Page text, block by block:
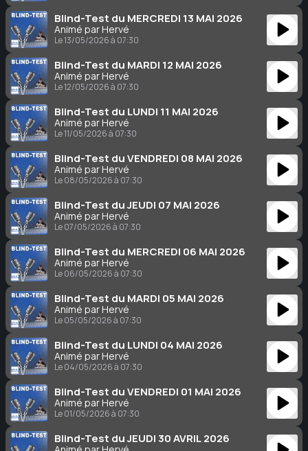
Blind-Test du MERCREDI 13 MAI 2026
Animé par Hervé
Le 13/05/2026 à 07:30
Blind-Test du MARDI 12 MAI 2026
Animé par Hervé
Le 12/05/2026 à 07:30
Blind-Test du LUNDI 11 MAI 2026
Animé par Hervé
Le 11/05/2026 à 07:30
Blind-Test du VENDREDI 08 MAI 2026
Animé par Hervé
Le 08/05/2026 à 07:30
Blind-Test du JEUDI 07 MAI 2026
Animé par Hervé
Le 07/05/2026 à 07:30
Blind-Test du MERCREDI 06 MAI 2026
Animé par Hervé
Le 06/05/2026 à 07:30
Blind-Test du MARDI 05 MAI 2026
Animé par Hervé
Le 05/05/2026 à 07:30
Blind-Test du LUNDI 04 MAI 2026
Animé par Hervé
Le 04/05/2026 à 07:30
Blind-Test du VENDREDI 01 MAI 2026
Animé par Hervé
Le 01/05/2026 à 07:30
Blind-Test du JEUDI 30 AVRIL 2026